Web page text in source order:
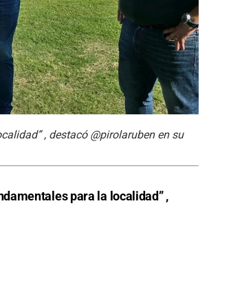
, destacó @pirolaruben en su
para la localidad” ,